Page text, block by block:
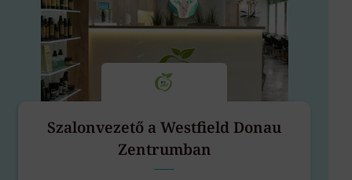
Szalonvezető a Westfield Donau
Zentrumban